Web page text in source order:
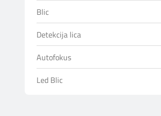
Blic
Detekcija lica
Autofokus
Led Blic